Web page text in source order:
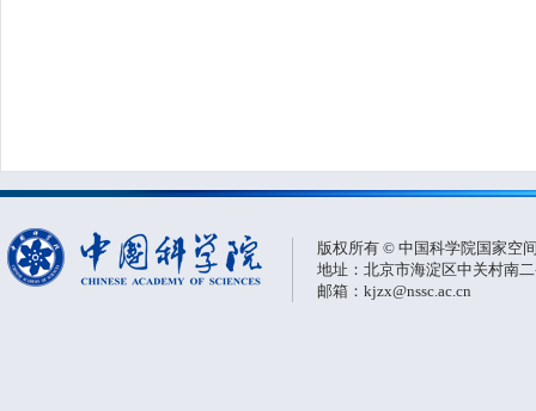
版权所有 © 中国科学院国家空
地址：北京市海淀区中关村南
邮箱：kjzx@nssc.ac.cn